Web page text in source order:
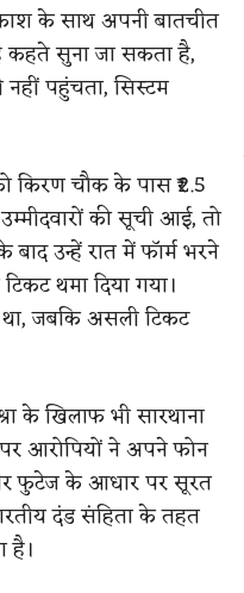
के साथ अपनी बातचीत
कहते सुना जा सकता है,
पहुंचता, सिस्टम
किरण चौक के पास ₹2.5
की सूची आई, तो
बाद उन्हें रात में फॉर्म भरने
थमा दिया गया।
था, जबकि असली टिकट
के खिलाफ भी सारथाना
आरोपियों ने अपने फोन
फुटेज के आधार पर सूरत
दंड संहिता के तहत
है।